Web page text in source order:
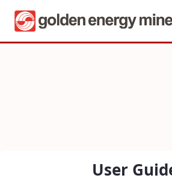
Coal Chain Management
User